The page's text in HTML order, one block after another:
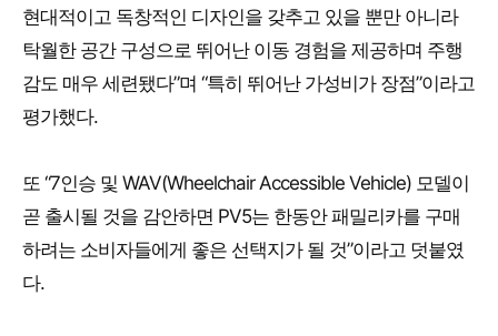
현대적이고 독창적인 디자인을 갖추고 있을 뿐만 아니라
탁월한 공간 구성으로 뛰어난 이동 경험을 제공하며 주행
감도 매우 세련됐다”며 “특히 뛰어난 가성비가 장점”이라고
평가했다.
또 “7인승 및 WAV(Wheelchair Accessible Vehicle) 모델이
곧 출시될 것을 감안하면 PV5는 한동안 패밀리카를 구매
하려는 소비자들에게 좋은 선택지가 될 것”이라고 덧붙였
다.